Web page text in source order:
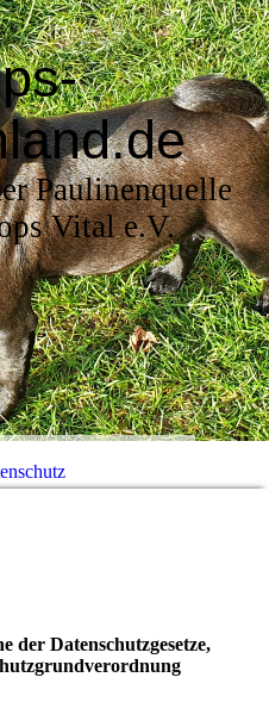
Paulinenquelle
Vital e.V.
der Datenschutzgesetze,